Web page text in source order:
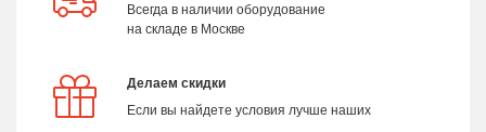
Всегда в наличии оборудование
на складе в Москве
Делаем скидки
Если вы найдете условия лучше наших